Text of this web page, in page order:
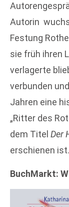
Autorin
Festung
sie früh ihren
verlagerte
verbunden
Jahren eine
„Ritter des
dem Titel Der
erschienen
BuchMarkt: